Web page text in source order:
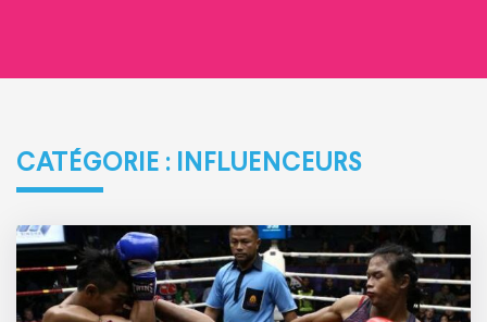
CATÉGORIE : INFLUENCEURS